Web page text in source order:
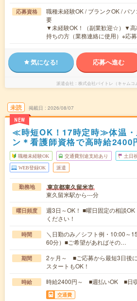
応募資格
職種未経験OK / ブランクOK / パ
要
▼未経験OK！（副業歓迎☆）▼
持ちの方（業務連絡に使用）※応
気になる! 応募へ進む
派遣会社 株式会社バイトレ（キャムコ
未読
NEW
掲載日 2026/08/07
≪時短OK！17時定時≫体温・
ン＊看護師資格で高時給2400
職種未経験OK 交通費別途支給あり 土日
WEB登録OK 派遣
勤務地 東京都東久留米市
東久留米駅から---分
曜日頻度
週3日～OK！ ■曜日固定の相談
ください！
時間
＼日勤のみ／シフト例・10:00～
60分）■ご希望があればその…
期間
2ヶ月～ ■ご応募から最短3日後
スタートもOK！
時給 時給2400円～ ■週払いOK ■日
交通費